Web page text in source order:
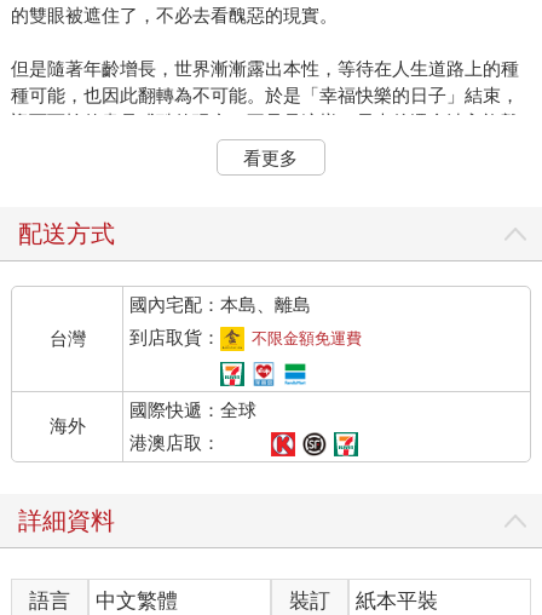
的雙眼被遮住了，不必去看醜惡的現實。
但是隨著年齡增長，世界漸漸露出本性，等待在人生道路上的種
種可能，也因此翻轉為不可能。於是「幸福快樂的日子」結束，
迎面而檢的盡是殘酷的現實。不只是這樣。長大後還會涉入複雜
的人際關係，被迫背負許多責任。當然，許多小時候無法理解的
歧視、戰爭或差別待遇等社會問題也會一一浮上檯面，讓人無法
教誨就是真理、就是世界，就是一切，只要跟隨祂的指引，就不
用想那麼多。可是現在宗教式微，信仰只剩下空殼子，大家失去
依靠，心裡不安、彼此猜忌。其實現代社會中，每個人都自利自
老師，請您回答我。即使面對這些現實，您還是覺得這個世界很
單純嗎？
年輕人 為什麼？任誰來看，應該都會覺得它充滿矛盾、一片混
沌吧！
看更多
配送方式
台灣
國內宅配：本島、離島
到店取貨：
不限金額免運費
海外
國際快遞：全球
港澳店取：
詳細資料
語言 中文繁體 裝訂
紙本平裝